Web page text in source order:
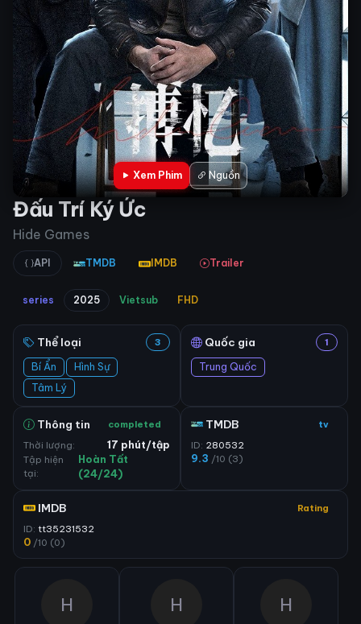
Xem Phim Nguồn
Đấu Trí Ký Ức
Hide Games
API TMDB IMDB Trailer
series 2025 Vietsub FHD
Thể loại 3
Bí Ẩn
Hình Sự
Tâm Lý
Quốc gia 1
Trung Quốc
Thông tin completed
Thời lượng:
17 phút/tập
Tập hiện
tại:
Hoàn Tất
(24/24)
TMDB tv
ID: 280532
9.3 /10 (3)
IMDB Rating
ID: tt35231532
0 /10 (0)
H H H